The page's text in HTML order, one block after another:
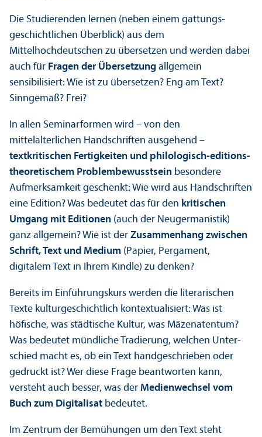
Die Studierenden lernen (neben einem gattungs­
geschichtlichen Über­blick) aus dem
Mittelhochdeutschen zu übersetzen und werden dabei
auch für Fragen der Über­setzung allgemein
sensibilisiert: Wie ist zu übersetzen? Eng am Text?
Sinngemäß? Frei?
In allen Seminarformen wird – von den
mittelalterlichen Handschriften ausgehend –
textkritischen Fertigkeiten und philologisch-editions­
theoretischem Problembewusstsein besondere
Aufmerksamkeit geschenkt: Wie wird aus Handschriften
eine Edition? Was bedeutet das für den kritischen
Umgang mit Editionen (auch der Neugermanistik)
ganz allgemein? Wie ist der Zusammenhang zwischen
Schrift, Text und Medium (Papier, Pergament,
digitalem Text in Ihrem Kindle) zu denken?
Bereits im Einführungs­kurs werden die literarischen
Texte kulturgeschichtlich kontextualisiert: Was ist
höfische, was städtische Kultur, was Mäzenatentum?
Was bedeutet mündliche Tradierung, welchen Unter­
schied macht es, ob ein Text handgeschrieben oder
gedruckt ist? Wer diese Frage beantworten kann,
versteht auch besser, was der Medienwechsel vom
Buch zum Digitalisat bedeutet.
Im Zentrum der Bemühungen um den Text steht